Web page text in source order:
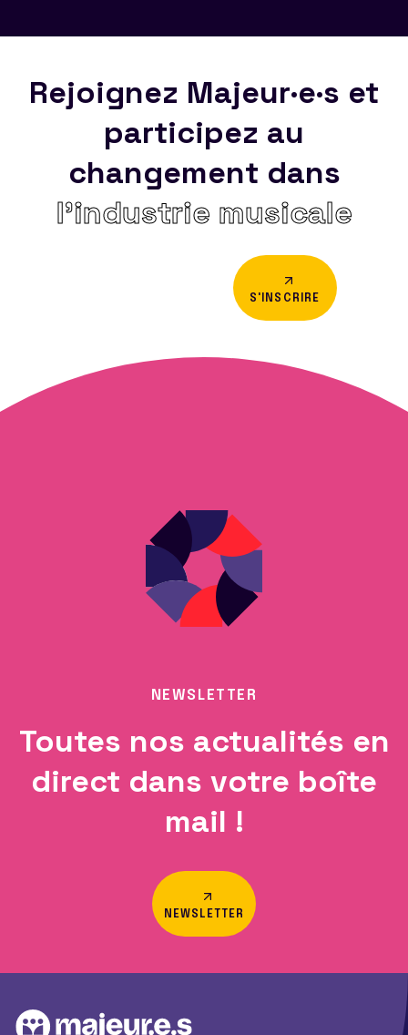
Rejoignez Majeur·e·s et
participez au
changement dans
l’industrie musicale
S'INSCRIRE
NEWSLETTER
Toutes nos actualités en
direct dans votre boîte
mail !
NEWSLETTER